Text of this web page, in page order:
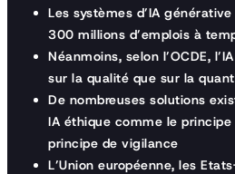
Les systèmes d’IA
300 millions d’emplois à
Néanmoins, selon l’OCDE,
sur la qualité que sur la
De nombreuses solutions
IA éthique comme le
principe de vigilance
L’Union européenne, les